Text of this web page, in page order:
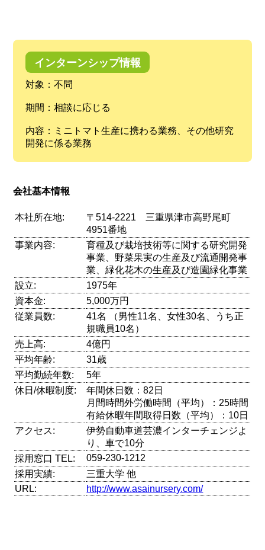
インターンシップ情報
対象：不問
期間：相談に応じる
内容：ミニトマト生産に携わる業務、その他研究
開発に係る業務
会社基本情報
本社所在地:
〒514-2221 三重県津市高野尾町
4951番地
事業内容:
育種及び栽培技術等に関する研究開発
事業、野菜果実の生産及び流通開発事
業、緑化花木の生産及び造園緑化事業
設立:
1975年
資本金:
5,000万円
従業員数:
41名 （男性11名、女性30名、うち正
規職員10名）
売上高:
4億円
平均年齢:
31歳
平均勤続年数:
5年
休日/休暇制度:
年間休日数：82日
月間時間外労働時間（平均）：25時間
有給休暇年間取得日数（平均）：10日
アクセス:
伊勢自動車道芸濃インターチェンジよ
り、車で10分
採用窓口 TEL:
059-230-1212
採用実績:
三重大学 他
URL:
http://www.asainursery.com/